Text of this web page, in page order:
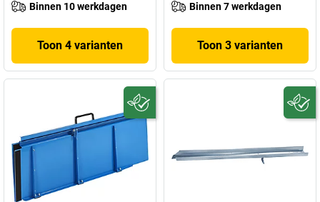
Binnen 10 werkdagen
Toon 4 varianten
Binnen 7 werkdagen
Toon 3 varianten